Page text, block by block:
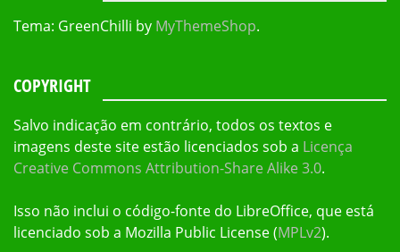
Tema: GreenChilli by MyThemeShop.
COPYRIGHT
Salvo indicação em contrário, todos os textos e
imagens deste site estão licenciados sob a Licença
Creative Commons Attribution-Share Alike 3.0.
Isso não inclui o código-fonte do LibreOffice, que está
licenciado sob a Mozilla Public License (MPLv2).